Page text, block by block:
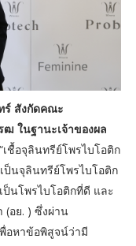
ร์ สังกัดคณะ
ในฐานะเจ้าของผล
“เชื้อจุลินทรีย์โพรไบโอติก
ป็นจุลินทรีย์โพรไบโอติก
นโพรไบโอติกที่ดี และ
(อย. ) ซึ่งผ่าน
อหาข้อพิสูจน์ว่ามี